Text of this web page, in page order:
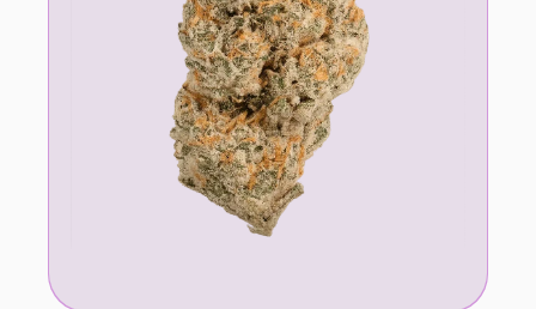
Hofgarten Apotheke